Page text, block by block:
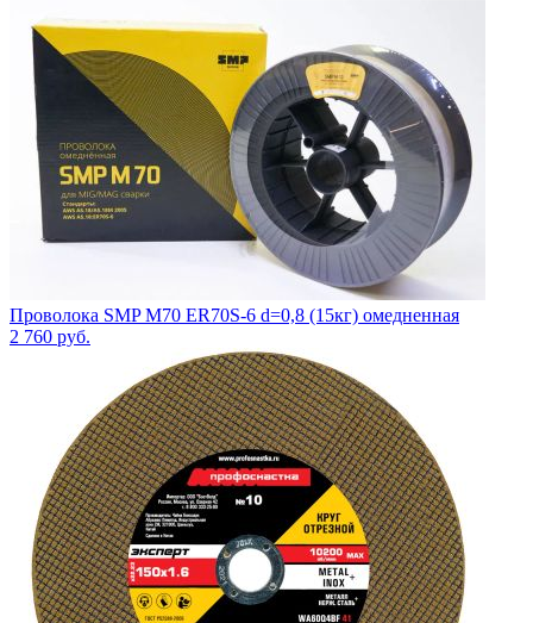
Проволока SMP M70 ER70S-6 d=0,8 (15кг) омедненная
2 760 руб.